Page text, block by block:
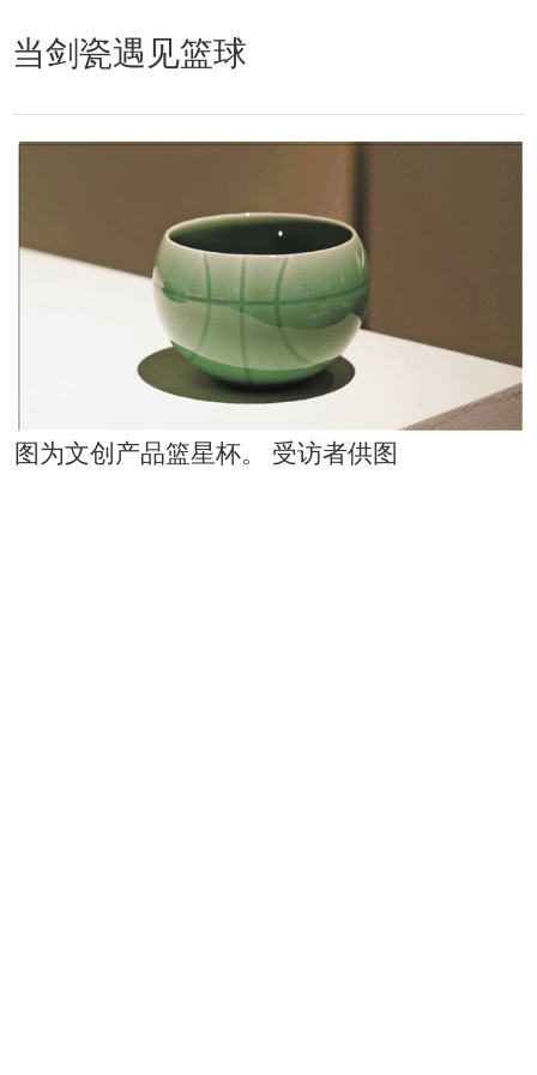
当剑瓷遇见篮球
图为文创产品篮星杯。 受访者供图